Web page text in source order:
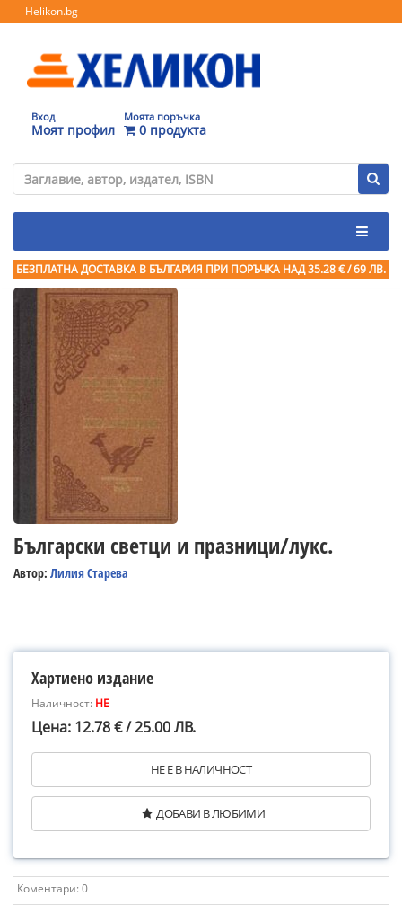
Helikon.bg
Вход
Моят профил
Моята поръчка
0 продукта
БЕЗПЛАТНА ДОСТАВКА В БЪЛГАРИЯ ПРИ ПОРЪЧКА НАД 35.28 € / 69 ЛВ.
Български светци и празници/лукс.
Автор: Лилия Старева
Хартиено издание
Наличност: НЕ
Цена: 12.78 € / 25.00 ЛВ.
НЕ Е В НАЛИЧНОСТ
ДОБАВИ В ЛЮБИМИ
Коментари: 0